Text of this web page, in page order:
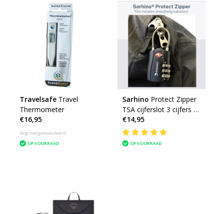
Travelsafe Travel
Thermometer
€16,95
Nog niet gewaardeerd
OP VOORRAAD
Sarhino Protect Zipper
TSA cijferslot 3 cijfers -
zwart
€14,95
OP VOORRAAD